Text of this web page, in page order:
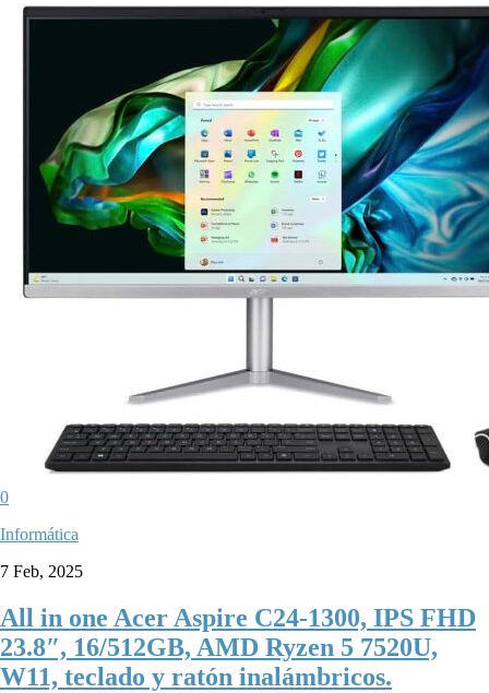
0
Informática
7 Feb, 2025
All in one Acer Aspire C24-1300, IPS FHD
23.8″, 16/512GB, AMD Ryzen 5 7520U,
W11, teclado y ratón inalámbricos.